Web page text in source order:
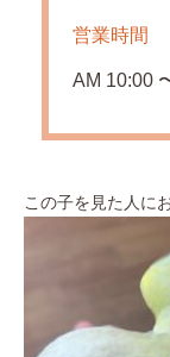
営業時間
AM 10:00
この子を見た人に